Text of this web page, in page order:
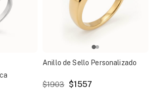
Anillo de Sello Personalizado
$1903 $1557